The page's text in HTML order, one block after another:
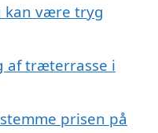
kan være tryg
af træterrasse i
prisen på